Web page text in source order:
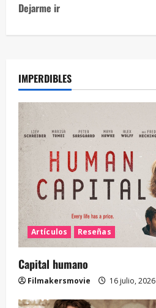
Dejarme ir
IMPERDIBLES
Artículos Reseñas
Capital humano
Filmakersmovie 16 julio, 2026